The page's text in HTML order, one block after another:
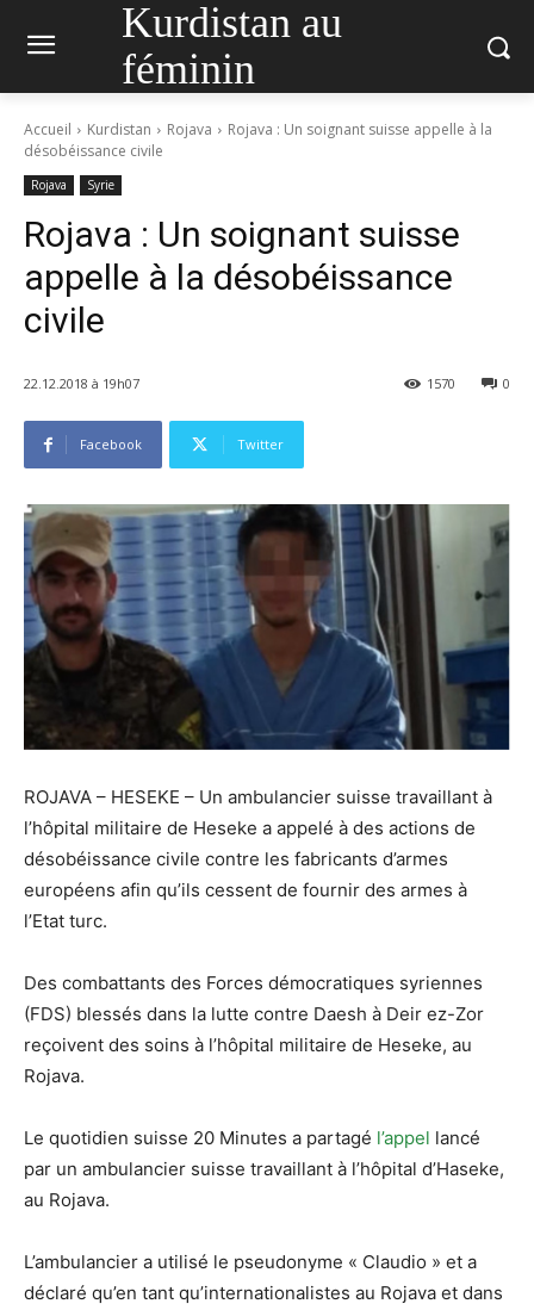
Kurdistan au
féminin
Accueil Kurdistan Rojava
Rojava : Un soignant suisse appelle à la
désobéissance civile
Rojava Syrie
Rojava : Un soignant suisse
appelle à la désobéissance
civile
22.12.2018 à 19h07 0
1570
Facebook Twitter
ROJAVA – HESEKE – Un ambulancier suisse travaillant à
l’hôpital militaire de Heseke a appelé à des actions de
désobéissance civile contre les fabricants d’armes
européens afin qu’ils cessent de fournir des armes à
l’Etat turc.
Des combattants des Forces démocratiques syriennes
(FDS) blessés dans la lutte contre Daesh à Deir ez-Zor
reçoivent des soins à l’hôpital militaire de Heseke, au
Rojava.
Le quotidien suisse 20 Minutes a partagé l’appel lancé
par un ambulancier suisse travaillant à l’hôpital d’Haseke,
au Rojava.
L’ambulancier a utilisé le pseudonyme « Claudio » et a
déclaré qu’en tant qu’internationalistes au Rojava et dans